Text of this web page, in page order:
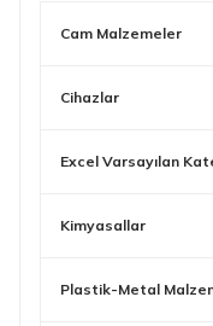
Cam Malzemeler
Cihazlar
Excel Varsayılan
Kimyasallar
Plastik-Metal